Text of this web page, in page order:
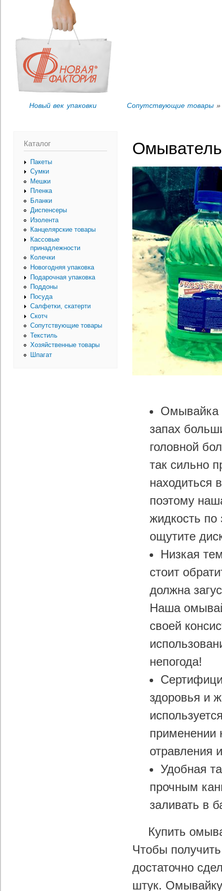
Новый век упаковки Сопутствующие товары »
Каталог
Пакеты
Сумки
Мешки
Пленка
Бланки
Диспенсеры
Изолента
Канцелярские товары
Кассовые
принадлежности
Колечки
Новогодняя упаковка
Подарочная упаковка
Поддоны
Посуда
Салфетки, скатерти
Скотч
Сопутствующие товары
Текстиль
Хозяйственные товары
Шпагат
Омыватель
Омывайка
запах
головной
так сильно
находиться
поэтому
жидкость по
ощутите
Низкая
стоит
должна
Наша
своей
непогода!
здоровья и
отравления
Удобная
прочным
заливать в
Купить
Чтобы
достаточно
штук.